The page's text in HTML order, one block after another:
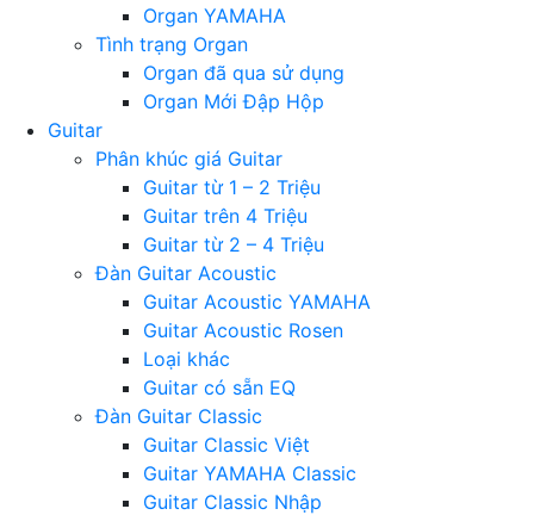
Organ YAMAHA
Tình trạng Organ
Organ đã qua sử dụng
Organ Mới Đập Hộp
Guitar
Phân khúc giá Guitar
Guitar từ 1 – 2 Triệu
Guitar trên 4 Triệu
Guitar từ 2 – 4 Triệu
Đàn Guitar Acoustic
Guitar Acoustic YAMAHA
Guitar Acoustic Rosen
Loại khác
Guitar có sẵn EQ
Đàn Guitar Classic
Guitar Classic Việt
Guitar YAMAHA Classic
Guitar Classic Nhập